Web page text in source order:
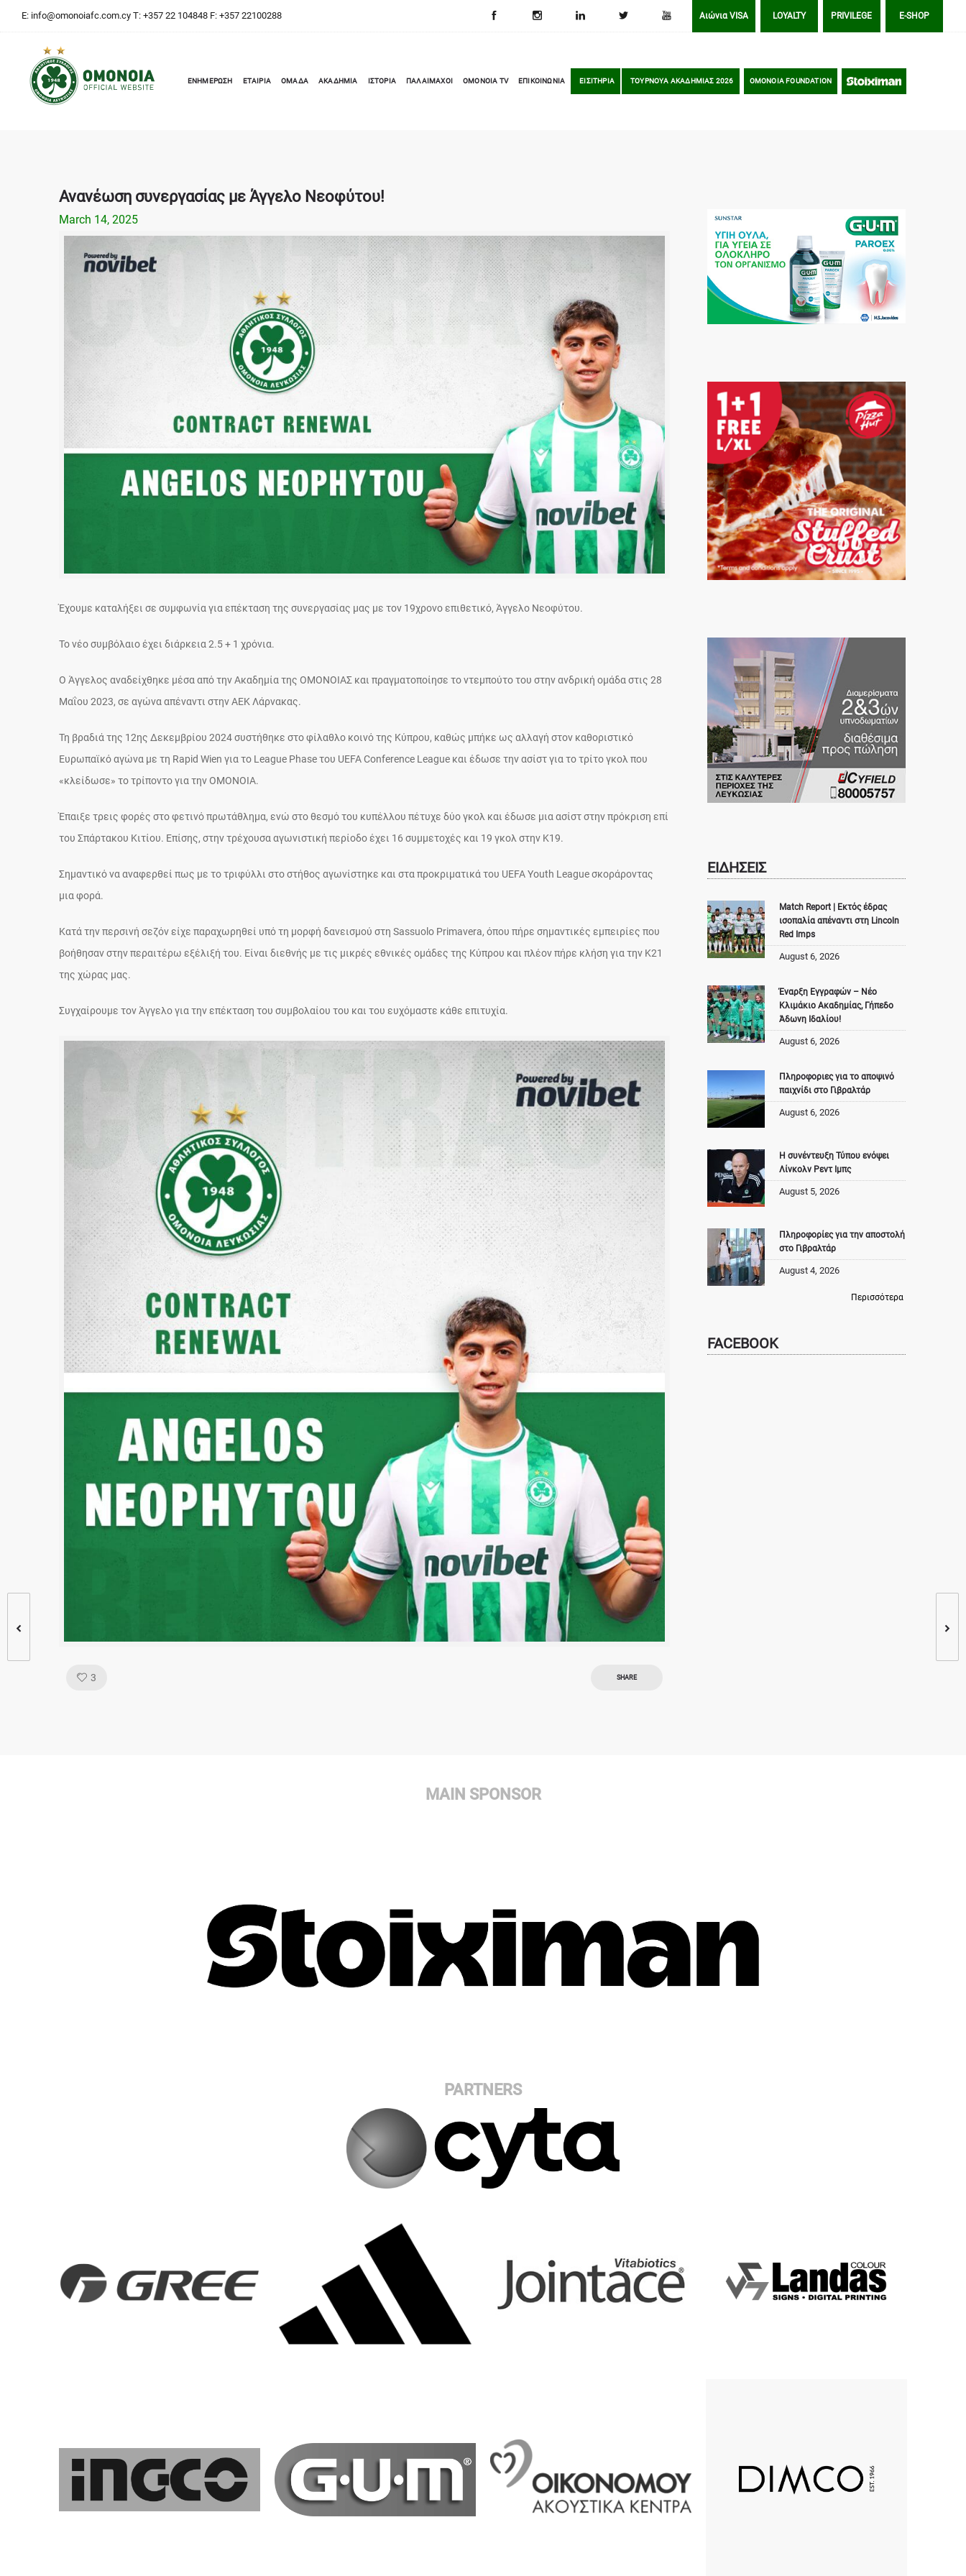
E: info@omonoiafc.com.cy T: +357 22 104848 F: +357 22100288 Αιώνια VISA LOYALTY PRIVILEGE E-SHOP
ΕΝΗΜΕΡΩΣΗ ΕΤΑΙΡΙΑ ΟΜΑΔΑ ΑΚΑΔΗΜΙΑ ΙΣΤΟΡΙΑ ΠΑΛΑΙΜΑΧΟΙ OMONOIA TV ΕΠΙΚΟΙΝΩΝΙΑ ΕΙΣΙΤΗΡΙΑ ΤΟΥΡΝΟΥΑ ΑΚΑΔΗΜΙΑΣ 2026 OMONOIA FOUNDATION STOIXIMAN
Ανανέωση συνεργασίας με Άγγελο Νεοφύτου!
March 14, 2025
Έχουμε καταλήξει σε συμφωνία για επέκταση της συνεργασίας μας με τον 19χρονο επιθετικό, Άγγελο Νεοφύτου.
Το νέο συμβόλαιο έχει διάρκεια 2.5 + 1 χρόνια.
Ο Άγγελος αναδείχθηκε μέσα από την Ακαδημία της ΟΜΟΝΟΙΑΣ και πραγματοποίησε το ντεμπούτο του στην ανδρική ομάδα στις 28
Μαΐου 2023, σε αγώνα απέναντι στην ΑΕΚ Λάρνακας.
Τη βραδιά της 12ης Δεκεμβρίου 2024 συστήθηκε στο φίλαθλο κοινό της Κύπρου, καθώς μπήκε ως αλλαγή στον καθοριστικό
Ευρωπαϊκό αγώνα με τη Rapid Wien για το League Phase του UEFA Conference League και έδωσε την ασίστ για το τρίτο γκολ που
«κλείδωσε» το τρίποντο για την ΟΜΟΝΟΙΑ.
Έπαιξε τρεις φορές στο φετινό πρωτάθλημα, ενώ στο θεσμό του κυπέλλου πέτυχε δύο γκολ και έδωσε μια ασίστ στην πρόκριση επί
του Σπάρτακου Κιτίου. Επίσης, στην τρέχουσα αγωνιστική περίοδο έχει 16 συμμετοχές και 19 γκολ στην Κ19.
Σημαντικό να αναφερθεί πως με το τριφύλλι στο στήθος αγωνίστηκε και στα προκριματικά του UEFA Youth League σκοράροντας
μια φορά.
Κατά την περσινή σεζόν είχε παραχωρηθεί υπό τη μορφή δανεισμού στη Sassuolo Primavera, όπου πήρε σημαντικές εμπειρίες που
βοήθησαν στην περαιτέρω εξέλιξή του. Είναι διεθνής με τις μικρές εθνικές ομάδες της Κύπρου και πλέον πήρε κλήση για την Κ21
της χώρας μας.
Συγχαίρουμε τον Άγγελο για την επέκταση του συμβολαίου του και του ευχόμαστε κάθε επιτυχία.
3 SHARE
ΕΙΔΗΣΕΙΣ
Match Report | Εκτός έδρας
ισοπαλία απέναντι στη Lincoln
Red Imps
August 6, 2026
Έναρξη Εγγραφών – Νέο
Κλιμάκιο Ακαδημίας, Γήπεδο
Άδωνη Ιδαλίου!
August 6, 2026
Πληροφοριες για το αποψινό
παιχνίδι στο Γιβραλτάρ
August 6, 2026
Η συνέντευξη Τύπου ενόψει
Λίνκολν Ρεντ Ιμπς
August 5, 2026
Πληροφορίες για την αποστολή
στο Γιβραλτάρ
August 4, 2026
Περισσότερα
FACEBOOK
MAIN SPONSOR
PARTNERS